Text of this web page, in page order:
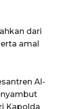
dari
amal
Al-
Kapolda